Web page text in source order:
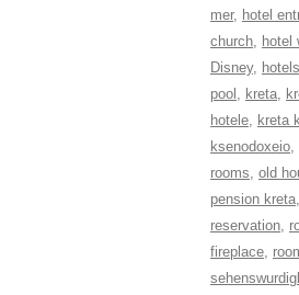
mer, hotel
church, hotel
Disney,
pool , kreta,
hotele, kreta
ksenodoxeio,
rooms, old
pension kreta,
reservation,
fireplace,